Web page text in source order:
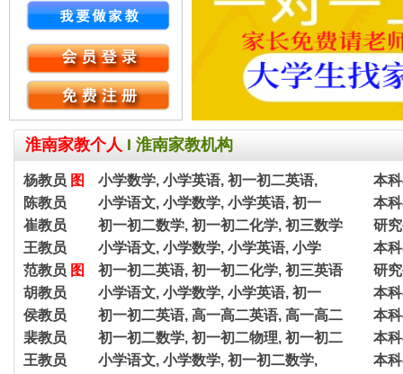
淮南家教个人 I 淮南家教机构
杨教员 图 小学数学, 小学英语, 初一初二英语,
本
陈教员
小学语文, 小学数学, 小学英语, 初一
本
崔教员
初一初二数学, 初一初二化学, 初三数学
研
王教员
小学语文, 小学数学, 小学英语, 小学
本
范教员 图 初一初二英语, 初一初二化学, 初三英语
研
胡教员
小学语文, 小学数学, 小学英语, 初一
本
侯教员
初一初二英语, 高一高二英语, 高一高二
本
裴教员
初一初二数学, 初一初二物理, 初一初二
本
王教员
小学语文, 小学数学, 初一初二数学,
本